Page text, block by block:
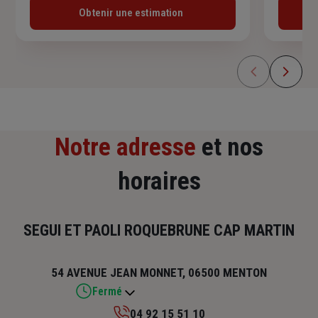
Obtenir une estimation
Notre adresse et nos
horaires
SEGUI ET PAOLI ROQUEBRUNE CAP MARTIN
54 AVENUE JEAN MONNET, 06500 MENTON
Fermé
04 92 15 51 10